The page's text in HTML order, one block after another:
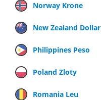
Norway Krone
New Zealand Dollar
Philippines Peso
Poland Zloty
Romania Leu